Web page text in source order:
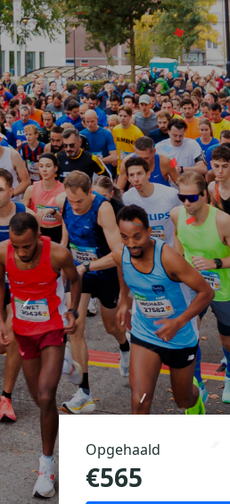
Opgehaald
€565